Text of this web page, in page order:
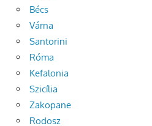
Bécs
Várna
Santorini
Róma
Kefalonia
Szicília
Zakopane
Rodosz